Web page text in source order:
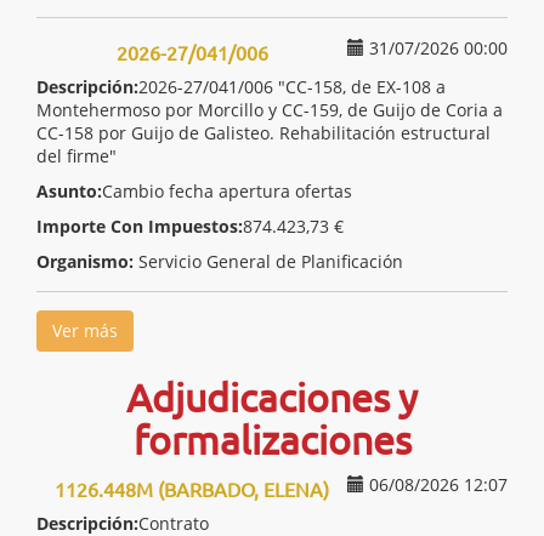
31/07/2026 00:00
2026-27/041/006
Descripción:2026-27/041/006 "CC-158, de EX-108 a
Montehermoso por Morcillo y CC-159, de Guijo de Coria a
CC-158 por Guijo de Galisteo. Rehabilitación estructural
del firme"
Asunto:Cambio fecha apertura ofertas
Importe Con Impuestos:874.423,73 €
Organismo: Servicio General de Planificación
Ver más
Adjudicaciones y
formalizaciones
06/08/2026 12:07
1126.448M (BARBADO, ELENA)
Descripción:Contrato